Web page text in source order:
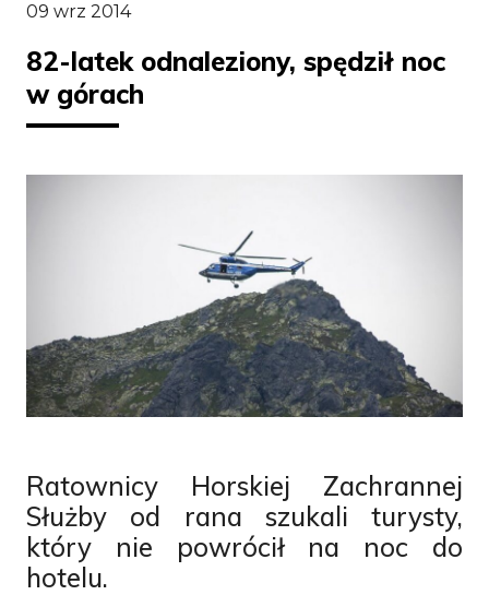
09 wrz 2014
82-latek odnaleziony, spędził noc
w górach
Ratownicy Horskiej Zachrannej
Służby od rana szukali turysty,
który nie powrócił na noc do
hotelu.